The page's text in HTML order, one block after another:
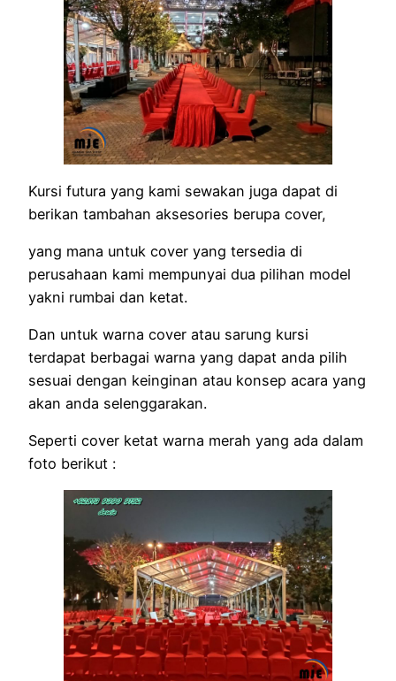
Kursi futura yang kami sewakan juga dapat di
berikan tambahan aksesories berupa cover,
yang mana untuk cover yang tersedia di
perusahaan kami mempunyai dua pilihan model
yakni rumbai dan ketat.
Dan untuk warna cover atau sarung kursi
terdapat berbagai warna yang dapat anda pilih
sesuai dengan keinginan atau konsep acara yang
akan anda selenggarakan.
Seperti cover ketat warna merah yang ada dalam
foto berikut :